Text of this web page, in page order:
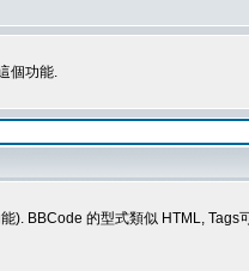
個功能.
BBCode 的型式類似 HTML,